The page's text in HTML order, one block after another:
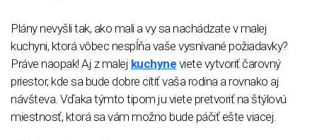
Plány nevyšli tak, ako mali a vy sa nachádzate v malej
kuchyni, ktorá vôbec nespĺňa vaše vysnívané požiadavky?
Práve naopak! Aj z malej kuchyne viete vytvoriť čarovný
priestor, kde sa bude dobre cítiť vaša rodina a rovnako aj
návšteva. Vďaka týmto tipom ju viete pretvoriť na štýlovú
miestnosť, ktorá sa vám možno bude páčiť ešte viacej.